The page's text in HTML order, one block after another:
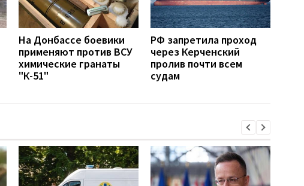
На Донбассе боевики
применяют против ВСУ
химические гранаты
"К-51"
РФ запретила проход
через Керченский
пролив почти всем
судам